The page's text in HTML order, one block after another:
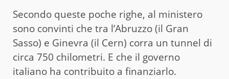
Secondo queste poche righe, al ministero
sono convinti che tra l’Abruzzo (il Gran
Sasso) e Ginevra (il Cern) corra un tunnel di
circa 750 chilometri. E che il governo
italiano ha contribuito a finanziarlo.